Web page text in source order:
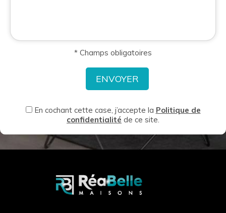
* Champs obligatoires
En cochant cette case, j’accepte la Politique de
confidentialité de ce site.